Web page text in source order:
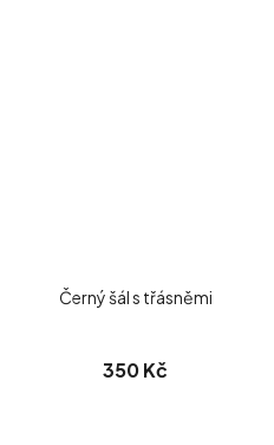
Černý šál s třásněmi
350 Kč